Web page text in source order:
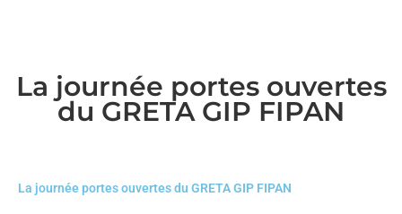
La journée portes ouvertes
du GRETA GIP FIPAN
La journée portes ouvertes du GRETA GIP FIPAN